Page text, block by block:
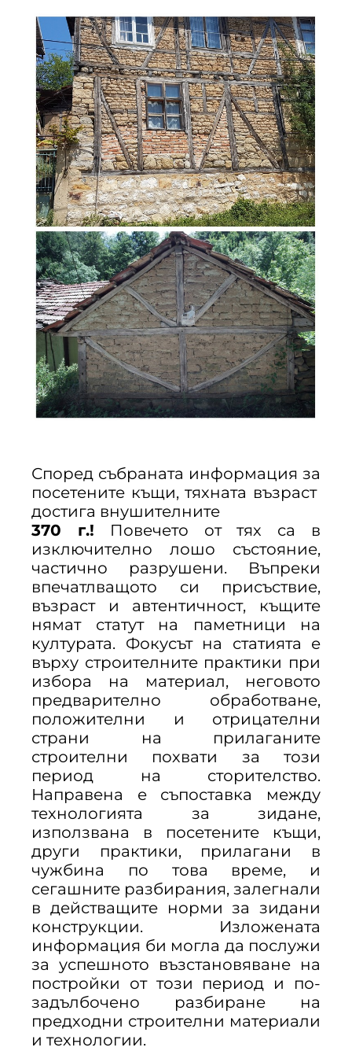
Според събраната информация за
посетените къщи, тяхната възраст
достига внушителните
370 г.! Повечето от тях са в
изключително лошо състояние,
частично разрушени. Въпреки
впечатлващото си присъствие,
възраст и автентичност, къщите
нямат статут на паметници на
културата. Фокусът на статията е
върху строителните практики при
избора на материал, неговото
предварително обработване,
положителни и отрицателни
страни на прилаганите
строителни похвати за този
период на сторителство.
Направена е съпоставка между
технологията за зидане,
използвана в посетените къщи,
други практики, прилагани в
чужбина по това време, и
сегашните разбирания, залегнали
в действащите норми за зидани
конструкции. Изложената
информация би могла да послужи
за успешното възстановяване на
постройки от този период и по-
задълбочено разбиране на
предходни строителни материали
и технологии.